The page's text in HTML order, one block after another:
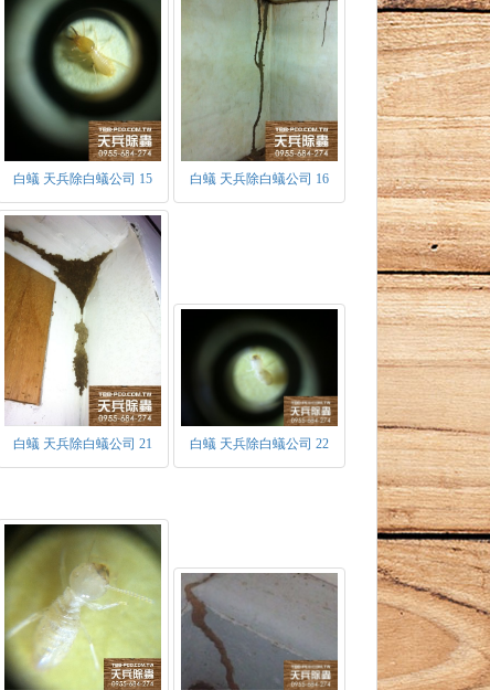
非生殖型兩種。
次產出有翅繁殖蟻時，表示此群體已進入
。當在空中飛舞一段時間，便會自行斷
前身。
原始之蟻王、蟻后，色深體硬，具發達
高，主要以生產工蟻為主，約三個月時
，當原始蟻王蟻后死亡後，才由短翅及無
，具有分泌刺激性化學物質－蟻酸。
分泌出抑制費洛蒙，用於控制幼蟲發育為
之一，主要的作用為開路做蟻道、取食、
白蟻 天兵除白蟻公司 15 白蟻 天兵除白蟻公司 16
白蟻 天兵除白蟻公司 21 白蟻 天兵除白蟻公司 22